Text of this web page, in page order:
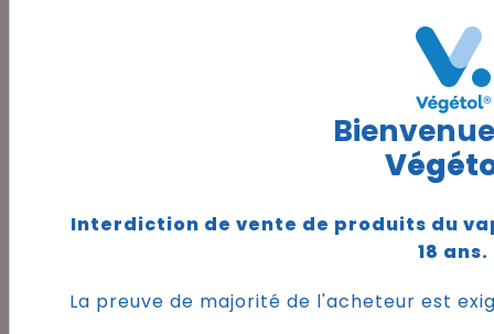
Récapitulatif : le coût caché
Impact sur le
Interdiction de vente de produits du
18 ans.
La preuve de majorité de l'acheteur est